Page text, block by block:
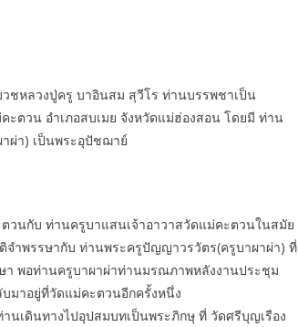
ชหลวงปู่ครู บาอินสม สุวีโร ท่านบรรพชาเป็น
ตวน อำเภอสบเมย จังหวัดแม่ฮ่องสอน โดยมี ท่าน
ผ่า) เป็นพระอุปัชฌาย์
นกับ ท่านครูบาแสนเจ้าอาวาสวัดแม่คะตวนในสมัย
ำพรรษากับ ท่านพระครูปัญญาวรวัตร(ครูบาผาผ่า) ที่
า พอท่านครูบาผาผ่าท่านมรณภาพหลังงานประชุม
มาอยู่ที่วัดแม่คะตวนอีกครั้งหนึ่ง
เดินทางไปอุปสมบทเป็นพระภิกษุ ที่ วัดศรีบุญเรือง